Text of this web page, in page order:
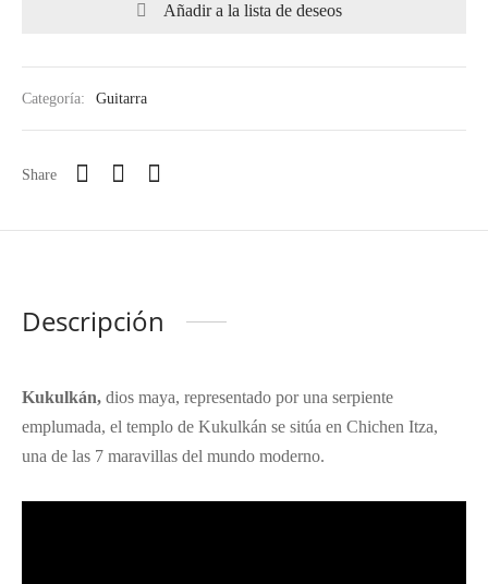
Añadir a la lista de deseos
Categoría: Guitarra
Share
Descripción
Kukulkán, dios maya, representado por una serpiente
emplumada, el templo de Kukulkán se sitúa en Chichen Itza,
una de las 7 maravillas del mundo moderno.